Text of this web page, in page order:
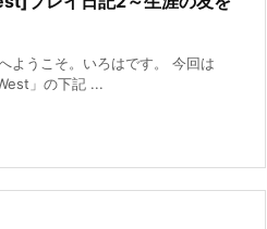
ようこそ。いろはです。 今回は
」の下記 ...